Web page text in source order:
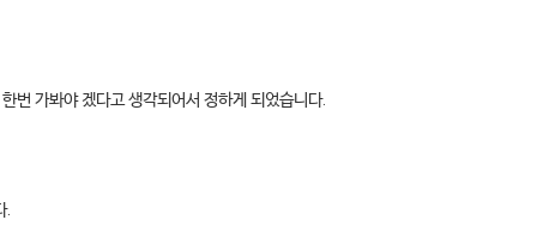
번 가봐야 겠다고 생각되어서 정하게 되었습니다.
.